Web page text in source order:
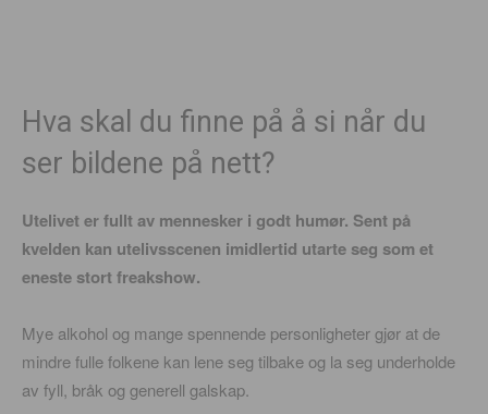
Hva skal du finne på å si når du
ser bildene på nett?
Utelivet er fullt av mennesker i godt humør. Sent på
kvelden kan utelivsscenen imidlertid utarte seg som et
eneste stort freakshow.
Mye alkohol og mange spennende personligheter gjør at de
mindre fulle folkene kan lene seg tilbake og la seg underholde
av fyll, bråk og generell galskap.